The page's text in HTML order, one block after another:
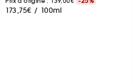
173,75€ / 100ml